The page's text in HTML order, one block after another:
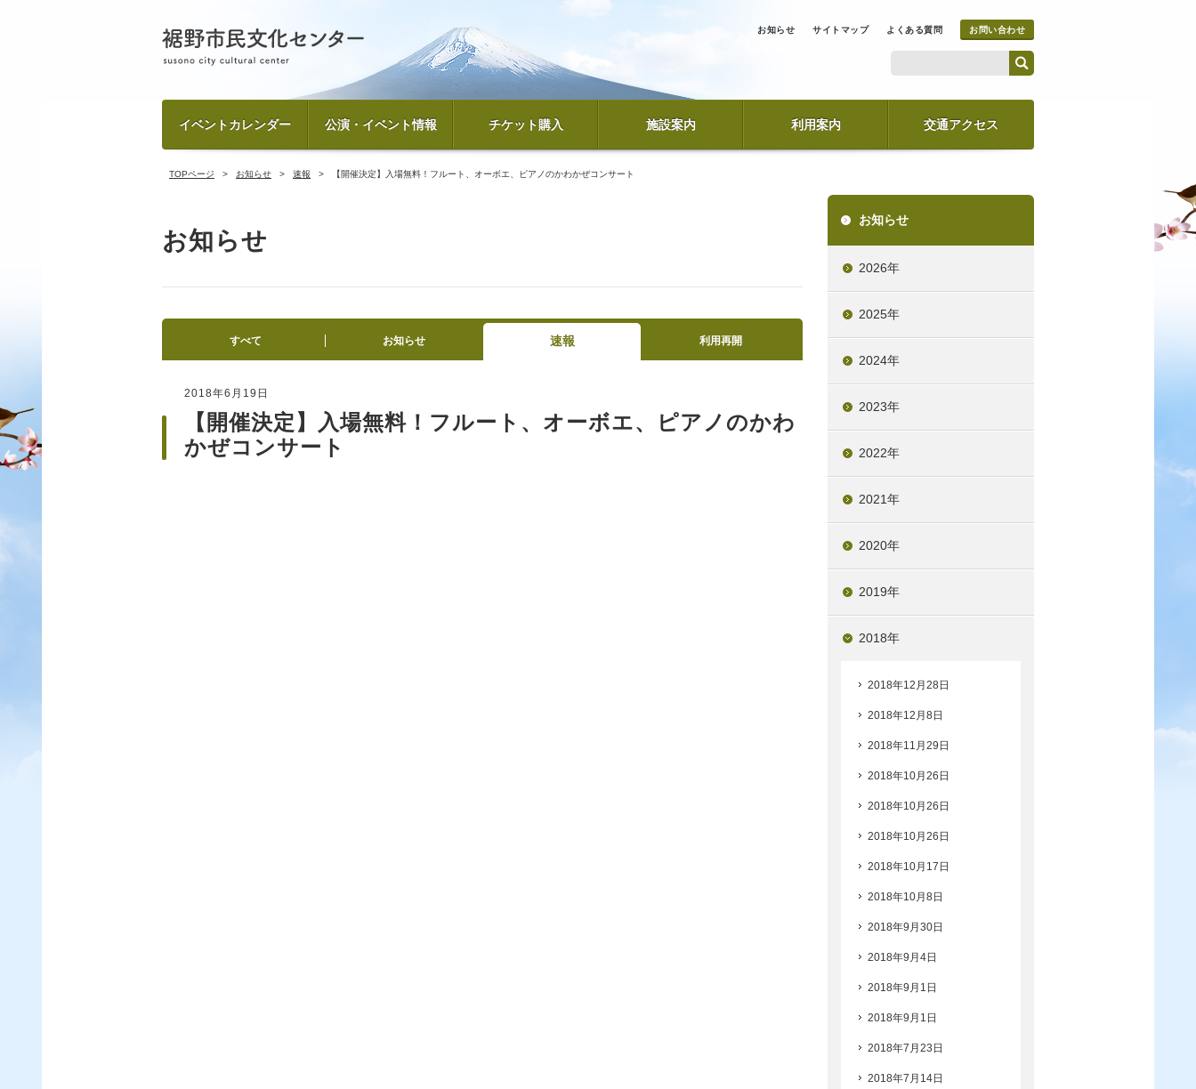
お知らせ サイトマップ よくある質問 お問い合わせ
イベントカレンダー 公演・イベント情報 チケット購入 施設案内 利用案内 交通アクセス
TOPページ お知らせ 速報 【開催決定】入場無料！フルート、オーボエ、ピアノのかわかぜコンサート
お知らせ
すべて お知らせ 速報 利用再開
2018年6月19日
【開催決定】入場無料！フルート、オーボエ、ピアノのかわ
かぜコンサート
お知らせ
2026年
2025年
2024年
2023年
2022年
2021年
2020年
2019年
2018年
2018年12月28日
2018年12月8日
2018年11月29日
2018年10月26日
2018年10月26日
2018年10月26日
2018年10月17日
2018年10月8日
2018年9月30日
2018年9月4日
2018年9月1日
2018年9月1日
2018年7月23日
2018年7月14日